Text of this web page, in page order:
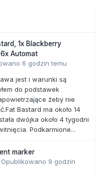
1x Blackberry
Automat
6 godzin temu
jest i warunki są
do podstawek
żeby nie
Bastard ma około 14
dwójka około 4 tygodni
Podkarmione...
marker
Opublikowano 9 godzin